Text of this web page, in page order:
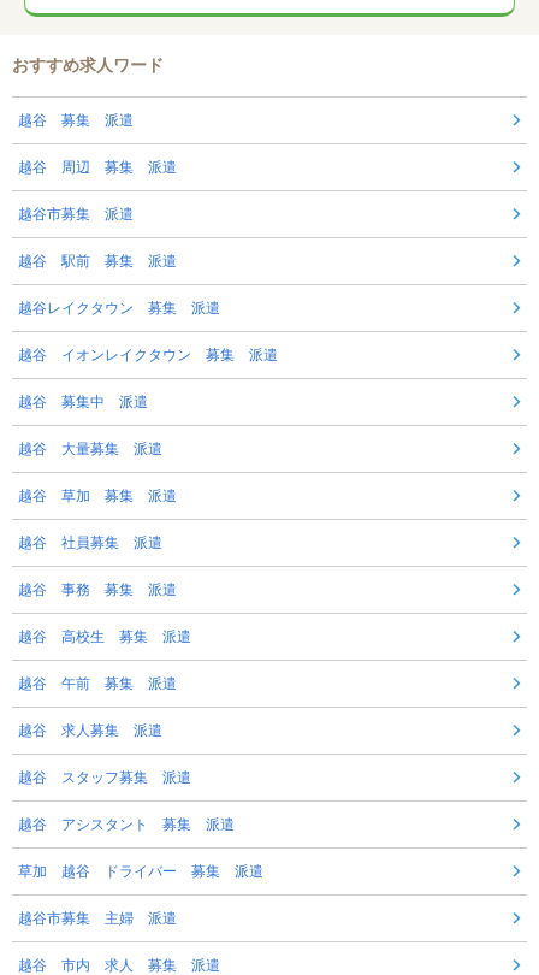
おすすめ求人ワード
越谷 募集 派遣
越谷 周辺 募集 派遣
越谷市募集 派遣
越谷 駅前 募集 派遣
越谷レイクタウン 募集 派遣
越谷 イオンレイクタウン 募集 派遣
越谷 募集中 派遣
越谷 大量募集 派遣
越谷 草加 募集 派遣
越谷 社員募集 派遣
越谷 事務 募集 派遣
越谷 高校生 募集 派遣
越谷 午前 募集 派遣
越谷 求人募集 派遣
越谷 スタッフ募集 派遣
越谷 アシスタント 募集 派遣
草加 越谷 ドライバー 募集 派遣
越谷市募集 主婦 派遣
越谷 市内 求人 募集 派遣